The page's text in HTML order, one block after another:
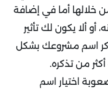
خلالها أما في إضافة
أو ألا يكون لك تأثير
اسم مشروعك بشكل
من تذكره.
اختيار اسم